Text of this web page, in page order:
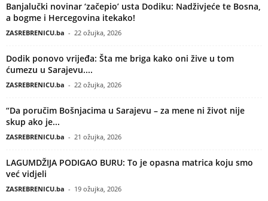
Banjalučki novinar ‘začepio’ usta Dodiku: Nadživjeće te Bosna,
a bogme i Hercegovina itekako!
ZASREBRENICU.ba - 22 ožujka, 2026
Dodik ponovo vrijeđa: Šta me briga kako oni žive u tom
ćumezu u Sarajevu....
ZASREBRENICU.ba - 22 ožujka, 2026
“Da poručim Bošnjacima u Sarajevu – za mene ni život nije
skup ako je...
ZASREBRENICU.ba - 21 ožujka, 2026
LAGUMDŽIJA PODIGAO BURU: To je opasna matrica koju smo
već vidjeli
ZASREBRENICU.ba - 19 ožujka, 2026